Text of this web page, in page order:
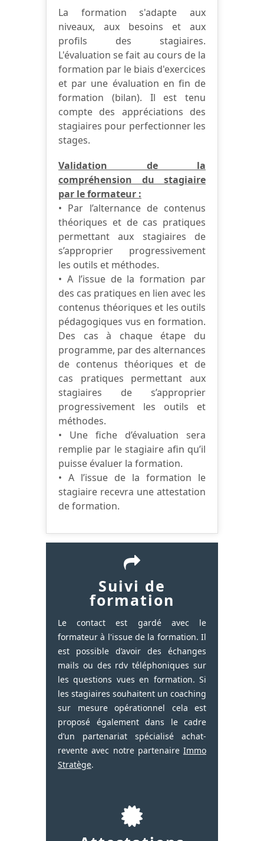
La formation s'adapte aux
niveaux, aux besoins et aux
profils des stagiaires.
L'évaluation se fait au cours de la
formation par le biais d'exercices
et par une évaluation en fin de
formation (bilan). Il est tenu
compte des appréciations des
stagiaires pour perfectionner les
stages.
Validation de la
compréhension du stagiaire
par le formateur :
• Par l’alternance de contenus
théoriques et de cas pratiques
permettant aux stagiaires de
s’approprier progressivement
les outils et méthodes.
• A l’issue de la formation par
des cas pratiques en lien avec les
contenus théoriques et les outils
pédagogiques vus en formation.
Des cas à chaque étape du
programme, par des alternances
de contenus théoriques et de
cas pratiques permettant aux
stagiaires de s’approprier
progressivement les outils et
méthodes.
• Une fiche d’évaluation sera
remplie par le stagiaire afin qu’il
puisse évaluer la formation.
• A l’issue de la formation le
stagiaire recevra une attestation
de formation.
Suivi de
formation
Le contact est gardé avec le
formateur à l'issue de la formation. Il
est possible d’avoir des échanges
mails ou des rdv téléphoniques sur
les questions vues en formation. Si
les stagiaires souhaitent un coaching
sur mesure opérationnel cela est
proposé également dans le cadre
d’un partenariat spécialisé achat-
revente avec notre partenaire Immo
Stratège.